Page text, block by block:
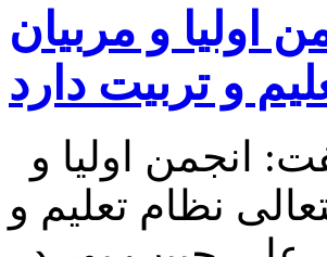
اولیا و مربیان
و تربیت دارد
نظام تعلیم و